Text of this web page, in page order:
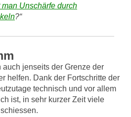
man Unschärfe durch
?“
jenseits der Grenze der
helfen. Dank der Fortschritte der
technisch und vor allem
ist, in sehr kurzer Zeit viele